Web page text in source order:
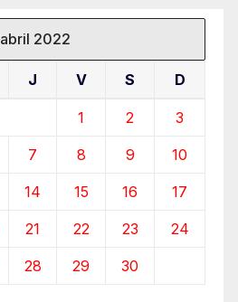
abril 2022
J V S D
1 2 3
7 8 9 10
14 15 16 17
21 22 23 24
28 29 30